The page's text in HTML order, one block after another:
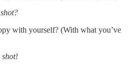
with yourself? (With what you’ve
shot!